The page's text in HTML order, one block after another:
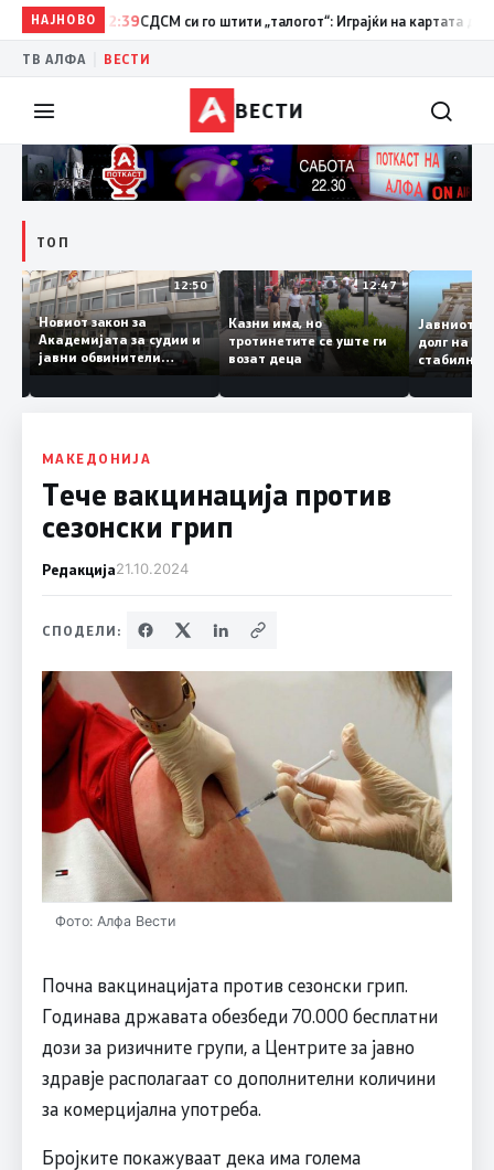
НАЈНОВО
12:39 СДСМ си го штити „талогот“: Играјќи на картата дека се
ТВ АЛФА ВЕСТИ
ВЕСТИ
ТОП
18:06 12:50
Новиот закон за
Академијата за судии и
јавни обвинители
наскоро во Собранието
12:47
Казни има, но
тротинетите се уште ги
возат деца
долг на
МАКЕДОНИЈА
Тече вакцинација против
сезонски грип
Редакција21.10.2024
СПОДЕЛИ:
Фото: Алфа Вести
Почна вакцинацијата против сезонски грип.
Годинава државата обезбеди 70.000 бесплатни
дози за ризичните групи, а Центрите за јавно
здравје располагаат со дополнителни количини
за комерцијална употреба.
Бројките покажуваат дека има голема